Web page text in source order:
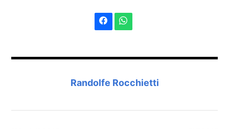
Randolfe Rocchietti